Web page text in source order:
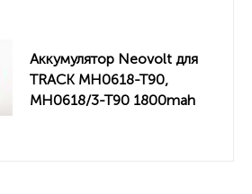
Аккумулятор Neovolt для
TRACK MH0618-T90,
MH0618/3-T90 1800mah